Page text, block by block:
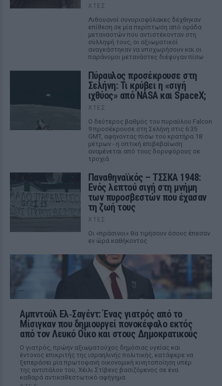
ΧΤΕΣ
Λιθουανοί συνοριοφύλακες δέχθηκαν
επίθεση σε μία περίπτωση από ομάδα
μεταναστών που αντιστέκονταν στη
σύλληψή τους, οι αξιωματικοί
αναγκάστηκαν να υποχωρήσουν και οι
παράνομοι μετανάστες διέφυγαν πίσω
Πύραυλος προσέκρουσε στη
Σελήνη: Τι κρύβει η «σιγή
ιχθύος» από NASA και SpaceX;
ΧΤΕΣ
Ο δεύτερος βαθμός του πυραύλου Falcon
9 προσέκρουσε στη Σελήνη στις 6:35
GMT, αφήνοντας πίσω του κρατήρα 18
μέτρων - η οπτική επιβεβαίωση
αναμένεται από τους δορυφόρους σε
τροχιά
Παναθηναϊκός – ΤΣΣΚΑ 1948:
Ενός λεπτού σιγή στη μνήμη
των πυροσβεστών που έχασαν
τη ζωή τους
ΧΤΕΣ
Οι «πράσινοι« θα τιμήσουν όσους έπεσαν
εν ώρα καθήκοντος
Αμπντούλ Ελ‑Σαγέντ: Ένας γιατρός από το
Μίσιγκαν που δημιουργεί πονοκέφαλο εκτός
από τον Λευκό Οίκο και στους Δημοκρατικούς
Ο γιατρός, πρώην αξιωματούχος δημόσιας υγείας και
έντονος επικριτής της ισραηλινής πολιτικής, κατάφερε να
ξεπεράσει μία πρωτοφανή οικονομική κινητοποίηση υπέρ
της αντιπάλου του, Χέιλι Στίβενς βασιζόμενος σε ένα
καθαρά αντικαθεστωτικό αφήγημα